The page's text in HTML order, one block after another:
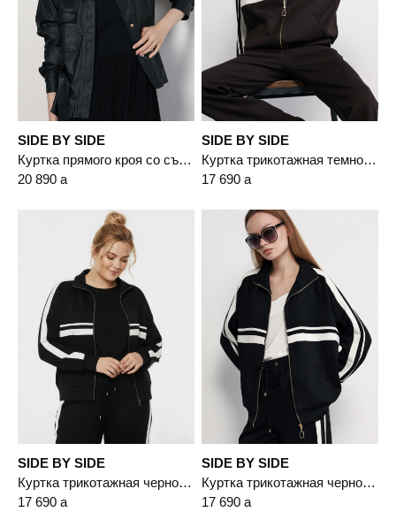
SIDE BY SIDE
Куртка прямого кроя со съемным поясом
20 890 a
SIDE BY SIDE
Куртка трикотажная темно-коричневого цвета прямого кроя
17 690 a
SIDE BY SIDE
Куртка трикотажная черного цвета прямого кроя
17 690 a
SIDE BY SIDE
Куртка трикотажная черного цвета прямого кроя
17 690 a